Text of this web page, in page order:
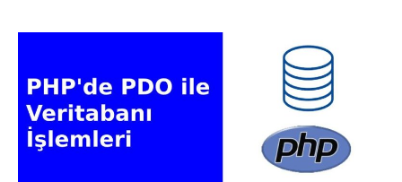
Veritabanı
İşlemleri